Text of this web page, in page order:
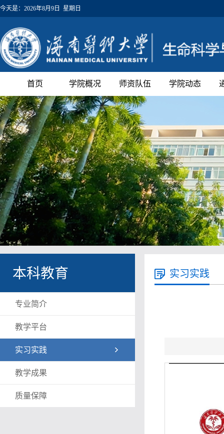
今天是： 2026年8月9日 星期日
首页 学院概况 师资队伍 学院动态
本科教育
专业简介
教学平台
实习实践
教学成果
质量保障
实习实践